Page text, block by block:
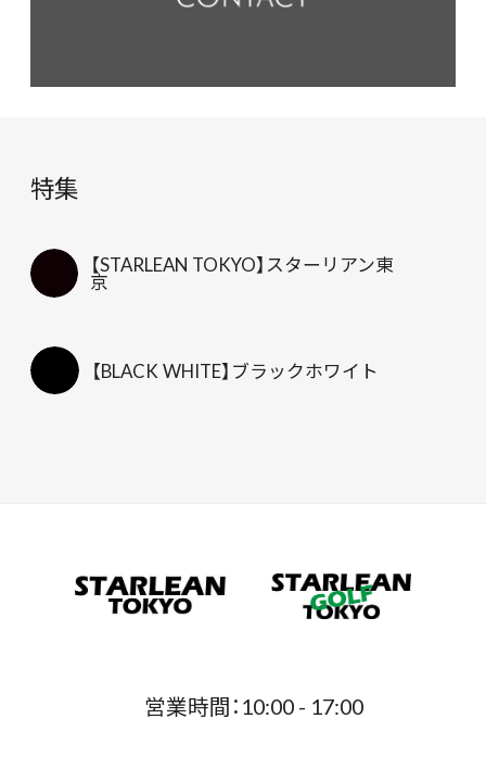
特集
【STARLEAN TOKYO】スターリアン東
京
【BLACK WHITE】ブラックホワイト
営業時間：10:00 - 17:00